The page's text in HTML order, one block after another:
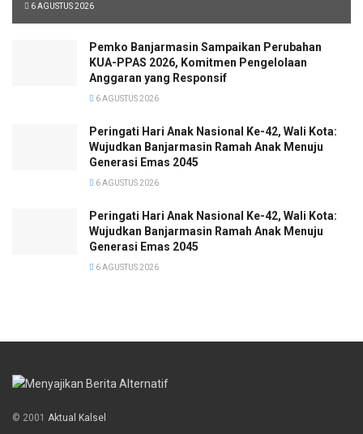
6 AGUSTUS 2026
Pemko Banjarmasin Sampaikan Perubahan
KUA-PPAS 2026, Komitmen Pengelolaan
Anggaran yang Responsif
6 AGUSTUS 2026
Peringati Hari Anak Nasional Ke-42, Wali Kota:
Wujudkan Banjarmasin Ramah Anak Menuju
Generasi Emas 2045
6 AGUSTUS 2026
Peringati Hari Anak Nasional Ke-42, Wali Kota:
Wujudkan Banjarmasin Ramah Anak Menuju
Generasi Emas 2045
6 AGUSTUS 2026
© 2001 Aktual Kalsel